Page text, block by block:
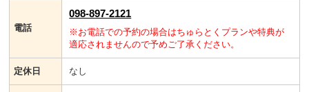
電話
098-897-2121
※お電話での予約の場合はちゅらとくプランや特典が
適応されませんので予めご了承ください。
定休日 なし